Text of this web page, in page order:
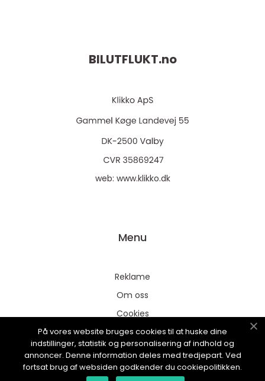
BILUTFLUKT.no
web: www.klikko.dk
Menu
Reklame
Om oss
Cookies
Kontakt Oss
Sitemap
På vores website bruges cookies til at huske dine
indstillinger, statistik og personalisering af indhold og
annoncer. Denne information deles med tredjepart. Ved
fortsat brug af websiden godkender du cookiepolitikken.